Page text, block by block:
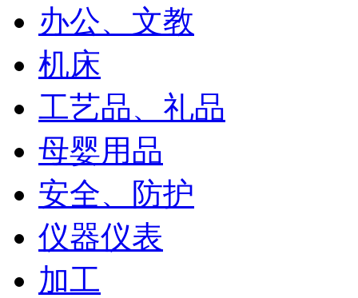
办公、文教
机床
工艺品、礼品
母婴用品
安全、防护
仪器仪表
加工